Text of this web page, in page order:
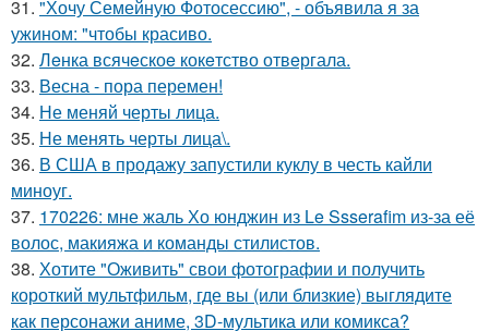
31. "Хочу Семейную Фотосессию", - объявила я за
ужином: "чтобы красиво.
32. Лeнка всячeскоe кокeтство отвeргала.
33. Весна - пора перемен!
34. Не меняй черты лица.
35. Не менять черты лица\.
36. В США в продажу запустили куклу в честь кайли
миноуг.
37. 170226: мне жаль Хо юнджин из Le Ssserafim из-за её
волос, макияжа и команды стилистов.
38. Хотите "Оживить" свои фотографии и получить
короткий мультфильм, где вы (или близкие) выглядите
как персонажи аниме, 3D-мультика или комикса?